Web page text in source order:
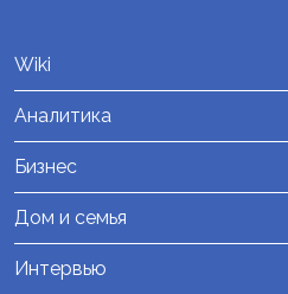
Wiki
Аналитика
Бизнес
Дом и семья
Интервью